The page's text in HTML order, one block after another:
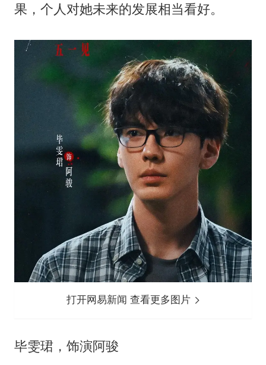
果，个人对她未来的发展相当看好。
打开网易新闻 查看更多图片
毕雯珺，饰演阿骏